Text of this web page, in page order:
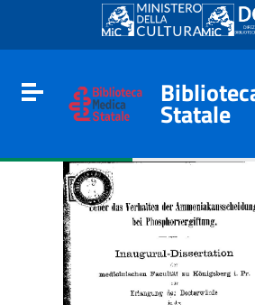
Go to content
Go to the navigation menu
Go to the footer
Toggle navigation
Statale